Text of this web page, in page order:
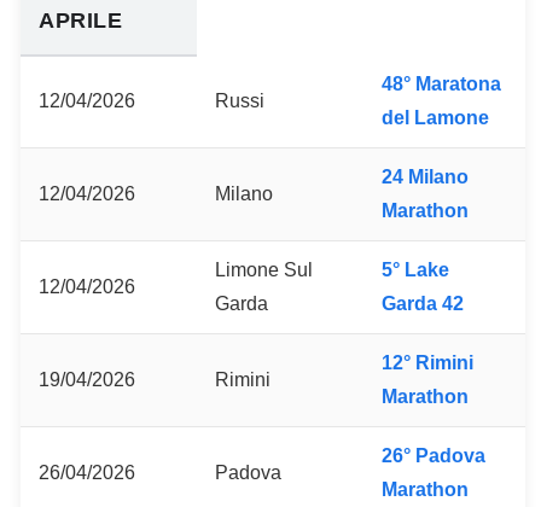
APRILE
12/04/2026 Russi
48° Maratona
del Lamone
12/04/2026 Milano
24 Milano
Marathon
12/04/2026
Limone Sul
Garda
5° Lake
Garda 42
19/04/2026 Rimini
12° Rimini
Marathon
26/04/2026 Padova
26° Padova
Marathon